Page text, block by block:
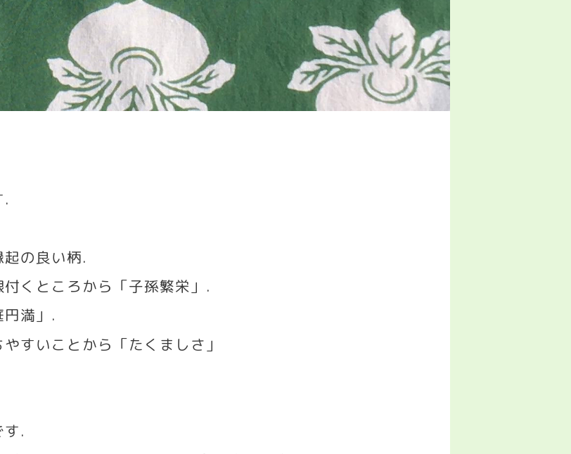
.
の良い柄.
くところから「子孫繁栄」 .
満」 .
すいことから「たくましさ」
.